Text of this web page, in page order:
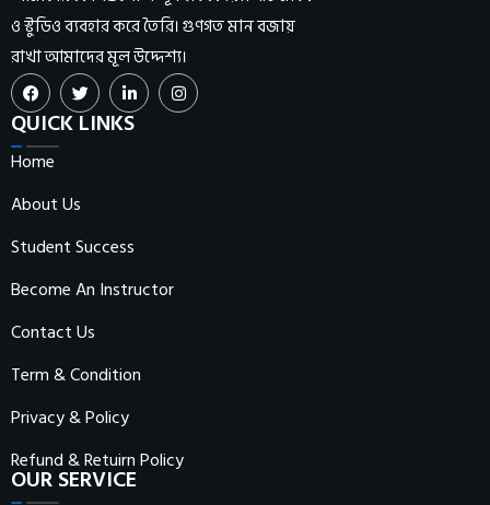
ও স্টুডিও ব্যবহার করে তৈরি। গুণগত মান বজায়
রাখা আমাদের মূল উদ্দেশ্য।
QUICK LINKS
Home
About Us
Student Success
Become An Instructor
Contact Us
Term & Condition
Privacy & Policy
Refund & Retuirn Policy
OUR SERVICE